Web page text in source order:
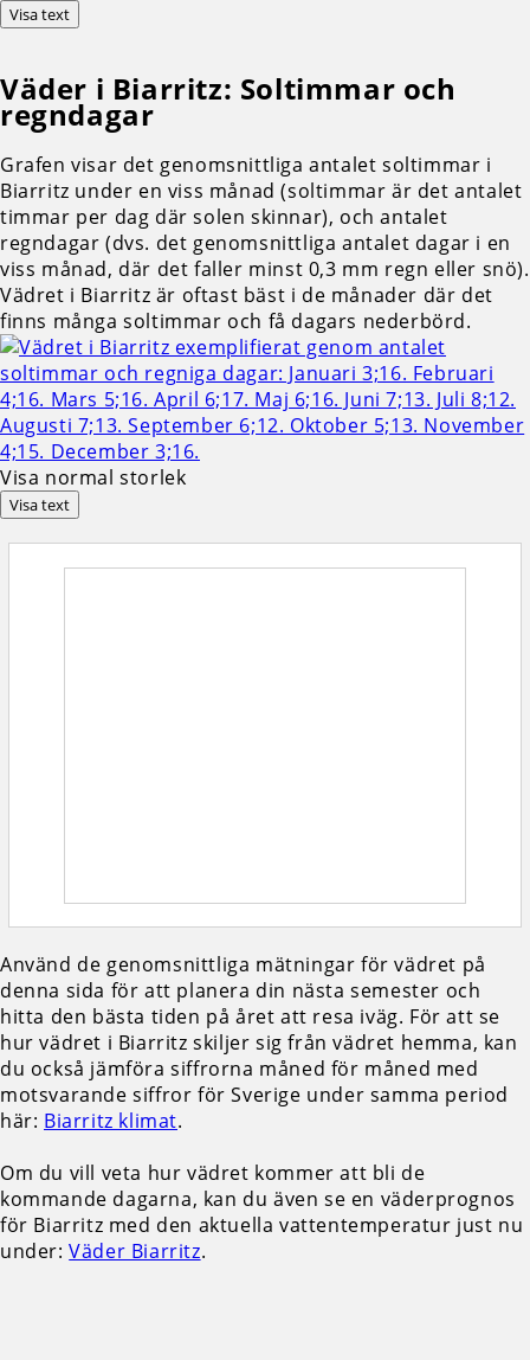
Visa text
Väder i Biarritz: Soltimmar och
regndagar
Grafen visar det genomsnittliga antalet soltimmar i
Biarritz under en viss månad (soltimmar är det antalet
timmar per dag där solen skinnar), och antalet
regndagar (dvs. det genomsnittliga antalet dagar i en
viss månad, där det faller minst 0,3 mm regn eller snö).
Vädret i Biarritz är oftast bäst i de månader där det
finns många soltimmar och få dagars nederbörd.
Visa normal storlek
Visa text
Använd de genomsnittliga mätningar för vädret på
denna sida för att planera din nästa semester och
hitta den bästa tiden på året att resa iväg. För att se
hur vädret i Biarritz skiljer sig från vädret hemma, kan
du också jämföra siffrorna måned för måned med
motsvarande siffror för Sverige under samma period
här: Biarritz klimat.
Om du vill veta hur vädret kommer att bli de
kommande dagarna, kan du även se en väderprognos
för Biarritz med den aktuella vattentemperatur just nu
under:Väder Biarritz.